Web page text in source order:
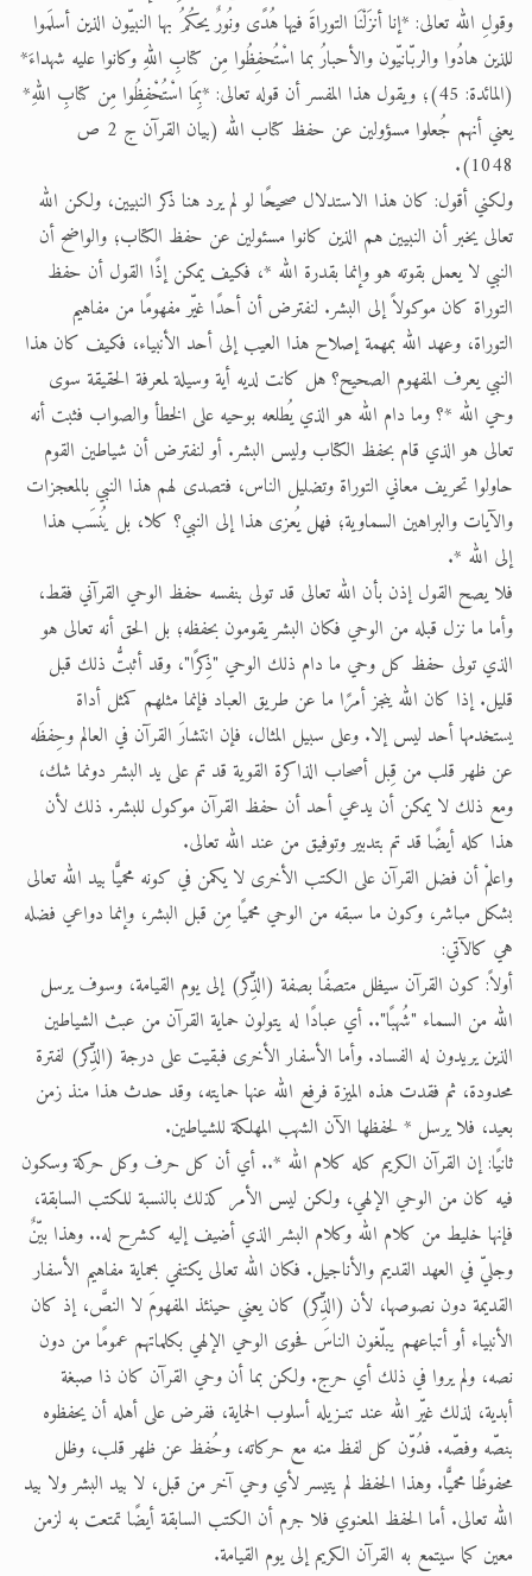
وقولِ الله تعالى: *إنا أنزَلْنَا التوراةَ فيها هُدًى ونُورٌ يحكُمُ بها النبيّون الذين أسلَموا
للذين هادُوا والربّانيّون والأحبارُ بما اسْتُحفِظُوا مِن كتابِ اللهِ وكانوا عليه شهداءَ*
(المائدة: 45)؛ ويقول هذا المفسر أن قوله تعالى: *بِمَا اسْتُحْفِظُوا مِن كتابِ اللهِ*
يعني أنهم جُعلوا مسؤولين عن حفظ كتاب الله (بيان القرآن ج 2 ص
1048).
ولكني أقول: كان هذا الاستدلال صحيحًا لو لم يرد هنا ذكر النبيين، ولكن الله
تعالى يخبر أن النبيين هم الذين كانوا مسئولين عن حفظ الكتاب؛ والواضح أن
النبي لا يعمل بقوته هو وإنما بقدرة الله *، فكيف يمكن إذًا القول أن حفظ
التوراة كان موكولاً إلى البشر. لنفترض أن أحدًا غيّر مفهومًا من مفاهيم
التوراة، وعهد الله بمهمة إصلاح هذا العيب إلى أحد الأنبياء، فكيف كان هذا
النبي يعرف المفهوم الصحيح؟ هل كانت لديه أية وسيلة لمعرفة الحقيقة سوى
وحي الله *؟ وما دام الله هو الذي يُطلعه بوحيه على الخطأ والصواب فثبت أنه
تعالى هو الذي قام بحفظ الكتاب وليس البشر. أو لنفترض أن شياطين القوم
حاولوا تحريف معاني التوراة وتضليل الناس، فتصدى لهم هذا النبي بالمعجزات
والآيات والبراهين السماوية؛ فهل يُعزى هذا إلى النبي؟ كلا، بل يُنسَب هذا
إلى الله *.
فلا يصح القول إذن بأن الله تعالى قد تولى بنفسه حفظ الوحي القرآني فقط،
وأما ما نزل قبله من الوحي فكان البشر يقومون بحفظه؛ بل الحق أنه تعالى هو
الذي تولى حفظ كل وحي ما دام ذلك الوحي "ذِكرًا"، وقد أثبتُّ ذلك قبل
قليل. إذا كان الله ينجز أمرًا ما عن طريق العباد فإنما مثلهم كمثل أداة
يستخدمها أحد ليس إلا. وعلى سبيل المثال، فإن انتشارَ القرآن في العالم وحِفظَه
عن ظهر قلب من قِبل أصحاب الذاكرة القوية قد تم على يد البشر دونما شك،
ومع ذلك لا يمكن أن يدعي أحد أن حفظ القرآن موكول للبشر. ذلك لأن
هذا كله أيضًا قد تم بتدبير وتوفيق من عند الله تعالى.
واعلمْ أن فضل القرآن على الكتب الأخرى لا يكمن في كونه محميًّا بيد الله تعالى
بشكل مباشر، وكون ما سبقه من الوحي محميًا مِن قبل البشر، وإنما دواعي فضله
هي كالآتي:
أولاً: كون القرآن سيظل متصفًا بصفة (الذِّكر) إلى يوم القيامة، وسوف يرسل
الله من السماء "شُهبًا".. أي عبادًا له يتولون حماية القرآن من عبث الشياطين
الذين يريدون له الفساد. وأما الأسفار الأخرى فبقيت على درجة (الذِّكر) لفترة
محدودة، ثم فقدت هذه الميزة فرفع الله عنها حمايته، وقد حدث هذا منذ زمن
بعيد، فلا يرسل * لحفظها الآن الشهب المهلكة للشياطين.
ثانيًا: إن القرآن الكريم كله كلام الله *.. أي أن كل حرف وكل حركة وسكون
فيه كان من الوحي الإلهي، ولكن ليس الأمر كذلك بالنسبة للكتب السابقة،
فإنها خليط من كلام الله وكلام البشر الذي أضيف إليه كشرح له.. وهذا بيّنٌ
وجليّ في العهد القديم والأناجيل. فكان الله تعالى يكتفي بحماية مفاهيم الأسفار
القديمة دون نصوصها، لأن (الذِّكر) كان يعني حينئذ المفهومَ لا النصَّ، إذ كان
الأنبياء أو أتباعهم يبلّغون الناسَ فحوى الوحي الإلهي بكلماتهم عمومًا من دون
نصه، ولم يروا في ذلك أي حرج. ولكن بما أن وحي القرآن كان ذا صبغة
أبدية، لذلك غيّر الله عند تنـزيله أسلوب الحماية، ففرض على أهله أن يحفظوه
بنصّه وفصّه. فدُوّن كل لفظ منه مع حركاته، وحُفظ عن ظهر قلب، وظل
محفوظًا محميًّا. وهذا الحفظ لم يتيسر لأي وحي آخر من قبل، لا بيد البشر ولا بيد
الله تعالى. أما الحفظ المعنوي فلا جرم أن الكتب السابقة أيضًا تمتعت به لزمن
معين كما سيتمع به القرآن الكريم إلى يوم القيامة.